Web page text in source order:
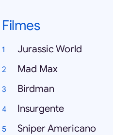
Filmes
Jurassic World
Mad Max
Birdman
Insurgente
Sniper Americano